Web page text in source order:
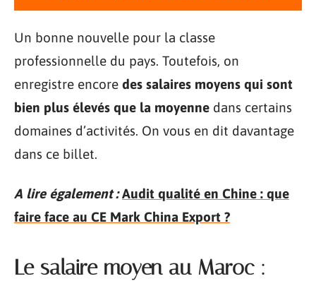
Un bonne nouvelle pour la classe
professionnelle du pays. Toutefois, on
enregistre encore des salaires moyens qui sont
bien plus élevés que la moyenne dans certains
domaines d’activités. On vous en dit davantage
dans ce billet.
A lire également : Audit qualité en Chine : que
faire face au CE Mark China Export ?
Le salaire moyen au Maroc :